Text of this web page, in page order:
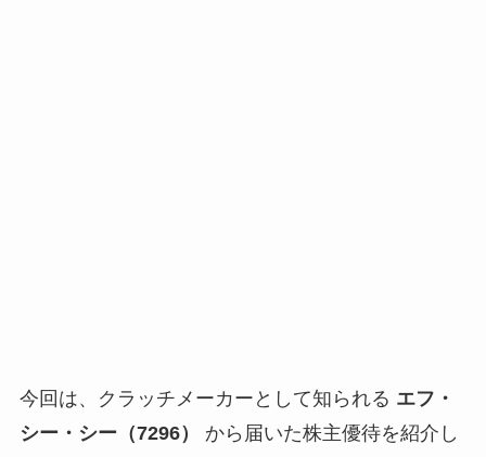
今回は、クラッチメーカーとして知られる エフ・
シー・シー（7296）
から届いた株主優待を紹介し